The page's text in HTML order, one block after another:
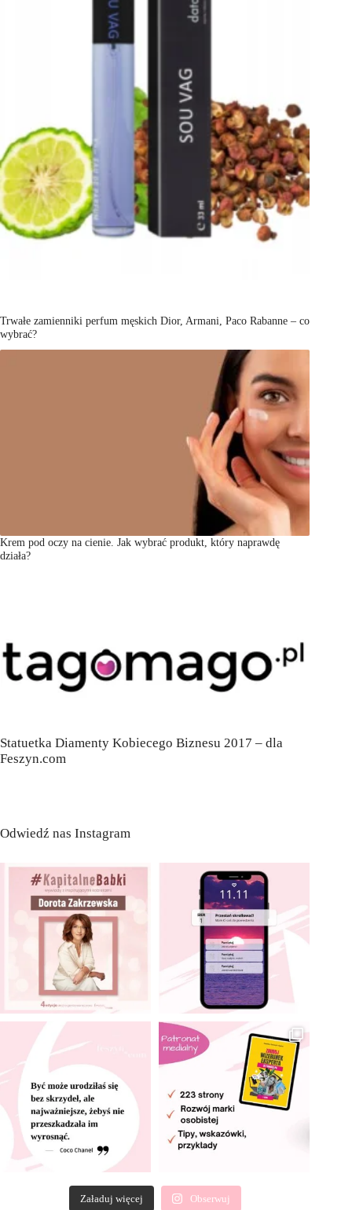
Trwałe zamienniki perfum męskich Dior, Armani, Paco Rabanne – co
wybrać?
Krem pod oczy na cienie. Jak wybrać produkt, który naprawdę
działa?
Statuetka Diamenty Kobiecego Biznesu 2017 – dla
Feszyn.com
Odwiedź nas Instagram
Załaduj więcej Obserwuj